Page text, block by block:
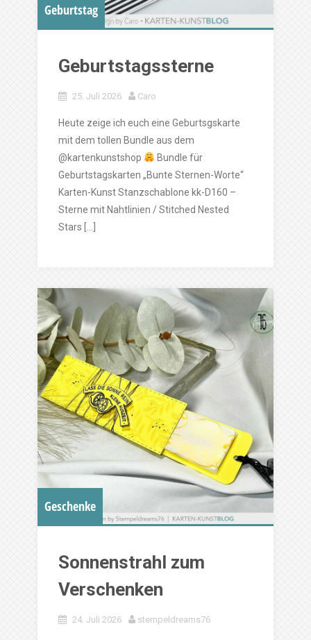
Geburtstag
Geburtstagssterne
25. Juli 2026 Caro
Heute zeige ich euch eine Geburtsgskarte
mit dem tollen Bundle aus dem
@kartenkunstshop
Bundle für
Geburtstagskarten „Bunte Sternen-Worte“
Karten-Kunst Stanzschablone kk-D160 –
Sterne mit Nahtlinien / Stitched Nested
Stars […]
Geschenke
Sonnenstrahl zum
Verschenken
24. Juli 2026 stempeldreams76